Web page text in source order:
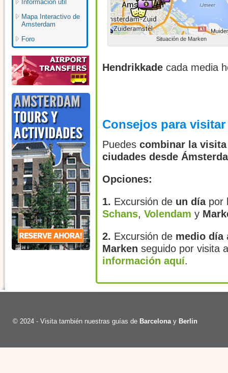
Situación de Marken
Hendrikkadecada media
Consejos para visitar
Puedes combinar la visita
ciudades desde
Opciones:
1. Excursión de un díapor
Schans, Volendam y
2. Excursión de medio día
Marken seguido por visita
información aquí.
Información útil
Mapa Interactivo de
Amsterdam
Foro
© 2024 - Visita también nuestras guías de Barcelonay Berlin